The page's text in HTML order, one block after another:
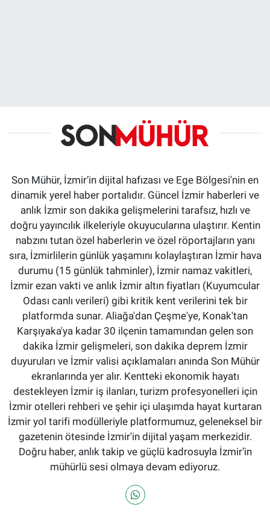
Son Mühür, İzmir’in dijital hafızası ve Ege Bölgesi'nin en
dinamik yerel haber portalıdır. Güncel İzmir haberleri ve
anlık İzmir son dakika gelişmelerini tarafsız, hızlı ve
doğru yayıncılık ilkeleriyle okuyucularına ulaştırır. Kentin
nabzını tutan özel haberlerin ve özel röportajların yanı
sıra, İzmirlilerin günlük yaşamını kolaylaştıran İzmir hava
durumu (15 günlük tahminler), İzmir namaz vakitleri,
İzmir ezan vakti ve anlık İzmir altın fiyatları (Kuyumcular
Odası canlı verileri) gibi kritik kent verilerini tek bir
platformda sunar. Aliağa'dan Çeşme'ye, Konak'tan
Karşıyaka'ya kadar 30 ilçenin tamamından gelen son
dakika İzmir gelişmeleri, son dakika deprem İzmir
duyuruları ve İzmir valisi açıklamaları anında Son Mühür
ekranlarında yer alır. Kentteki ekonomik hayatı
destekleyen İzmir iş ilanları, turizm profesyonelleri için
İzmir otelleri rehberi ve şehir içi ulaşımda hayat kurtaran
İzmir yol tarifi modülleriyle platformumuz, geleneksel bir
gazetenin ötesinde İzmir'in dijital yaşam merkezidir.
Doğru haber, anlık takip ve güçlü kadrosuyla İzmir’in
mühürlü sesi olmaya devam ediyoruz.